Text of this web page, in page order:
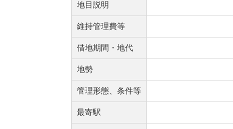
地目説明
維持管理費等
借地期間・地代
地勢
管理形態、条件等
最寄駅